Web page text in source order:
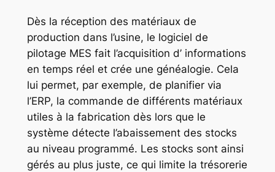
Dès la réception des matériaux de
production dans l’usine, le logiciel de
pilotage MES fait l’acquisition d’ informations
en temps réel et crée une généalogie. Cela
lui permet, par exemple, de planifier via
l’ERP, la commande de différents matériaux
utiles à la fabrication dès lors que le
système détecte l’abaissement des stocks
au niveau programmé. Les stocks sont ainsi
gérés au plus juste, ce qui limite la trésorerie